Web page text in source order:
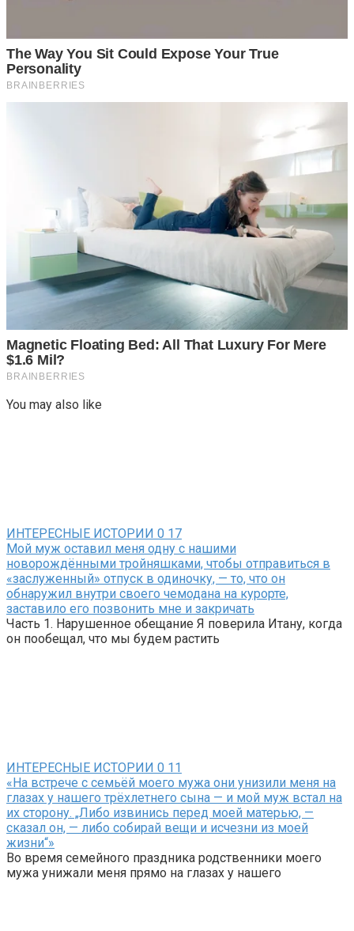
You may also like
ИНТЕРЕСНЫЕ ИСТОРИИ 0 17
Мой муж оставил меня одну с нашими
новорождёнными тройняшками, чтобы отправиться в
«заслуженный» отпуск в одиночку, — то, что он
обнаружил внутри своего чемодана на курорте,
заставило его позвонить мне и закричать
Часть 1. Нарушенное обещание Я поверила Итану, когда
он пообещал, что мы будем растить
ИНТЕРЕСНЫЕ ИСТОРИИ 0 11
«На встрече с семьёй моего мужа они унизили меня на
глазах у нашего трёхлетнего сына — и мой муж встал на
их сторону. „Либо извинись перед моей матерью, —
сказал он, — либо собирай вещи и исчезни из моей
жизни“»
Во время семейного праздника родственники моего
мужа унижали меня прямо на глазах у нашего